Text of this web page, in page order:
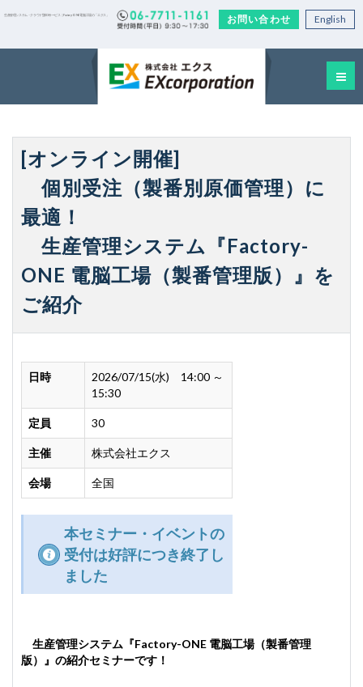
お問い合わせ English
生産管理システム・クラウド型EDIサービス｜Factory-ONE 電脳工場の「エクス」
[オンライン開催]
個別受注（製番別原価管理）に
最適！
生産管理システム『Factory-
ONE 電脳工場（製番管理版）』を
ご紹介
日時
2026/07/15(水) 14:00 ～
15:30
定員 30
主催 株式会社エクス
会場 全国
本セミナー・イベントの
受付は好評につき終了し
ました
生産管理システム 『Factory-ONE 電脳工場（製番管理
版）』の紹介セミナーです！